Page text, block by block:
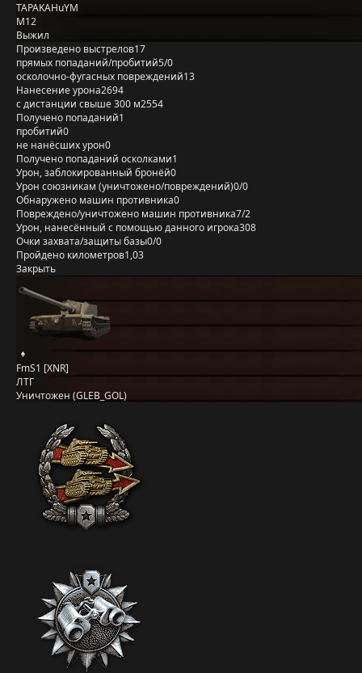
TAPAKAHuYM
M12
Выжил
Произведено выстрелов17
прямых попаданий/пробитий5/0
осколочно-фугасных повреждений13
Нанесение урона2694
с дистанции свыше 300 м2554
Получено попаданий1
пробитий0
не нанёсших урон0
Получено попаданий осколками1
Урон, заблокированный бронёй0
Урон союзникам (уничтожено/повреждений)0/0
Обнаружено машин противника0
Повреждено/уничтожено машин противника7/2
Урон, нанесённый с помощью данного игрока308
Очки захвата/защиты базы0/0
Пройдено километров1,03
Закрыть
FmS1 [XNR]
ЛТГ
Уничтожен (GLEB_GOL)